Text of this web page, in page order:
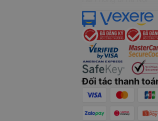
Đối tác thanh